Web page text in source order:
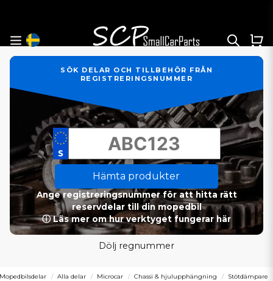
SÖK DELAR OCH TILLBEHÖR FRÅN
REGISTRERINGSNUMMER
Hämta produkter
Ange registreringsnummer för att hitta rätt
reservdelar till din mopedbil
ⓘ Läs mer om hur verktyget fungerar här
Dölj regnummer
Mopedbilsdelar Alla delar Microcar Chassi & hjulupphängning Stötdämpare